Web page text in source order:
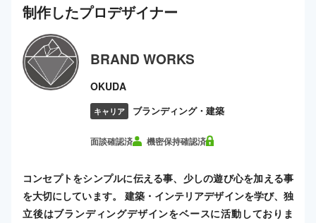
制作したプロデザイナー
BRAND WORKS
OKUDA
キャリア ブランディング・建築
面談確認済 機密保持確認済
コンセプトをシンプルに伝える事、少しの遊び心を加える事
を大切にしています。 建築・インテリアデザインを学び、独
立後はブランディングデザインをベースに活動しておりま